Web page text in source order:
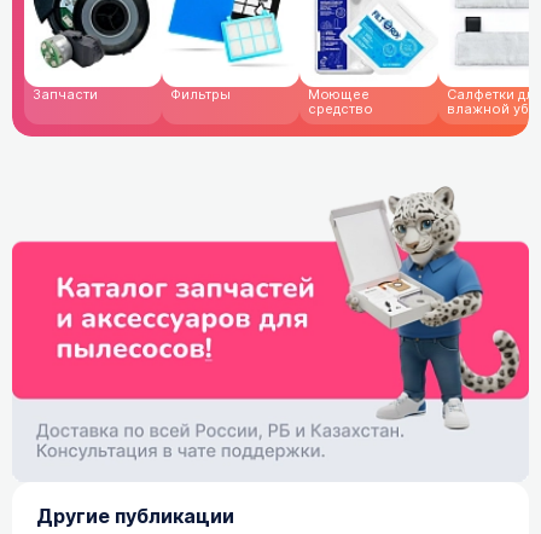
Запчасти Фильтры Моющее
средство
Cалфетки для
влажной
Другие публикации